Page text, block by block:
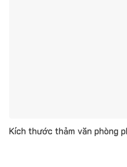
Kích thước thảm văn phòng